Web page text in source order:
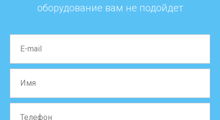
оборудование вам не подойдет